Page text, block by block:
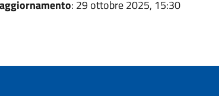
: 29 ottobre 2025, 15:30